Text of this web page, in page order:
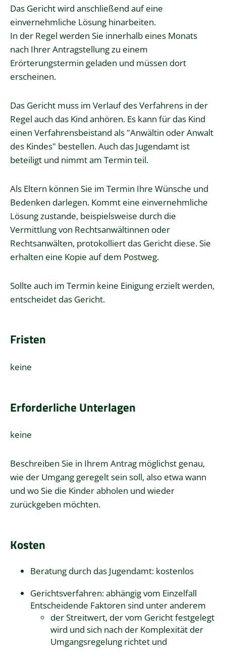
Das Gericht wird anschließend auf eine
einvernehmliche Lösung hinarbeiten.
In der Regel werden Sie innerhalb eines Monats
nach Ihrer Antragstellung zu einem
Erörterungstermin geladen und müssen dort
erscheinen.
Das Gericht muss im Verlauf des Verfahrens in der
Regel auch das Kind anhören. Es kann für das Kind
einen Verfahrensbeistand als "Anwältin oder Anwalt
des Kindes" bestellen. Auch das Jugendamt ist
beteiligt und nimmt am Termin teil.
Als Eltern können Sie im Termin Ihre Wünsche und
Bedenken darlegen. Kommt eine einvernehmliche
Lösung zustande, beispielsweise durch die
Vermittlung von Rechtsanwältinnen oder
Rechtsanwälten, protokolliert das Gericht diese. Sie
erhalten eine Kopie auf dem Postweg.
Sollte auch im Termin keine Einigung erzielt werden,
entscheidet das Gericht.
Fristen
keine
Erforderliche Unterlagen
keine
Beschreiben Sie in Ihrem Antrag möglichst genau,
wie der Umgang geregelt sein soll, also etwa wann
und wo Sie die Kinder abholen und wieder
zurückgeben möchten.
Kosten
Beratung durch das Jugendamt: kostenlos
Gerichtsverfahren: abhängig vom Einzelfall
Entscheidende Faktoren sind unter anderem
der Streitwert, der vom Gericht festgelegt
wird und sich nach der Komplexität der
Umgangsregelung richtet und